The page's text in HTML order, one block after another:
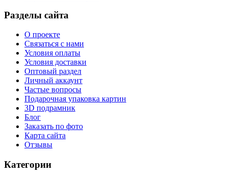
Разделы сайта
О проекте
Связаться с нами
Условия оплаты
Условия доставки
Оптовый раздел
Личный аккаунт
Частые вопросы
Подарочная упаковка картин
3D подрамник
Блог
Заказать по фото
Карта сайта
Отзывы
Категории